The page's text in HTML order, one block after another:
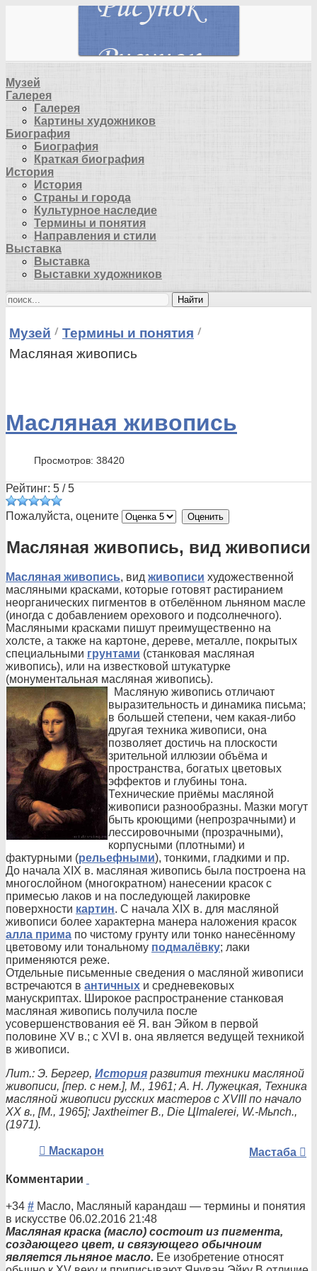
Музей
Галерея
Галерея
Картины художников
Биография
Биография
Краткая биография
История
История
Страны и города
Культурное наследие
Термины и понятия
Направления и стили
Выставка
Выставка
Выставки художников
Найти
Музей
Термины и понятия
Масляная живопись
Масляная живопись
Просмотров: 38420
Рейтинг: 5 /5
Пожалуйста, оцените
Масляная живопись, вид живописи
Масляная живопись, вид живописи художественной
масляными красками, которые готовят растиранием
неорганических пигментов в отбелённом льняном масле
(иногда с добавлением орехового и подсолнечного).
Масляными красками пишут преимущественно на
холсте, а также на картоне, дереве, металле, покрытых
специальными грунтами (станковая масляная
живопись), или на известковой штукатурке
(монументальная масляная живопись).
Масляную живопись отличают
выразительность и динамика письма;
в большей степени, чем какая-либо
другая техника живописи, она
позволяет достичь на плоскости
зрительной иллюзии объёма и
пространства, богатых цветовых
эффектов и глубины тона.
Технические приёмы масляной
живописи разнообразны. Мазки могут
быть кроющими (непрозрачными) и
лессировочными (прозрачными),
корпусными (плотными) и
фактурными (рельефными), тонкими, гладкими и пр.
До начала XIX в. масляная живопись была построена на
многослойном (многократном) нанесении красок с
примесью лаков и на последующей лакировке
поверхности картин. С начала XIX в. для масляной
живописи более характерна манера наложения красок
алла прима по чистому грунту или тонко нанесённому
цветовому или тональному подмалёвку; лаки
применяются реже.
Отдельные письменные сведения о масляной живописи
встречаются в античных и средневековых
манускриптах. Широкое распространение станковая
масляная живопись получила после
усовершенствования её Я. ван Эйком в первой
половине XV в.; с XVI в. она является ведущей техникой
в живописи.
Лит.: Э. Бергер, История развития техники масляной
живописи, [пер. с нем.], М., 1961; А. Н. Лужецкая, Техника
масляной живописи русских мастеров с XVIII по начало
XX в., [М., 1965]; Jaxtheimer В., Die Цlmalerei, W.-Mьnch.,
(1971).
Маскарон Мастаба
Комментарии
+34 # Масло, Масляный карандаш — термины и понятия
в искусстве 06.02.2016 21:48
Масляная краска (масло) состоит из пигмента,
создающего цвет, и связующего обычноим
является льняное масло. Ее изобретение относят